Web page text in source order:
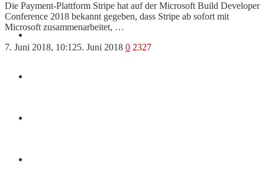
Die Payment-Plattform Stripe hat auf der Microsoft Build Developer
Conference 2018 bekannt gegeben, dass Stripe ab sofort mit
Microsoft zusammenarbeitet, …
7. Juni 2018, 10:125. Juni 2018 0 2327